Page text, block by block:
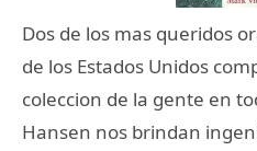
Dos de los mas queridos
de los Estados Unidos
coleccion de la gente en
Hansen nos brindan